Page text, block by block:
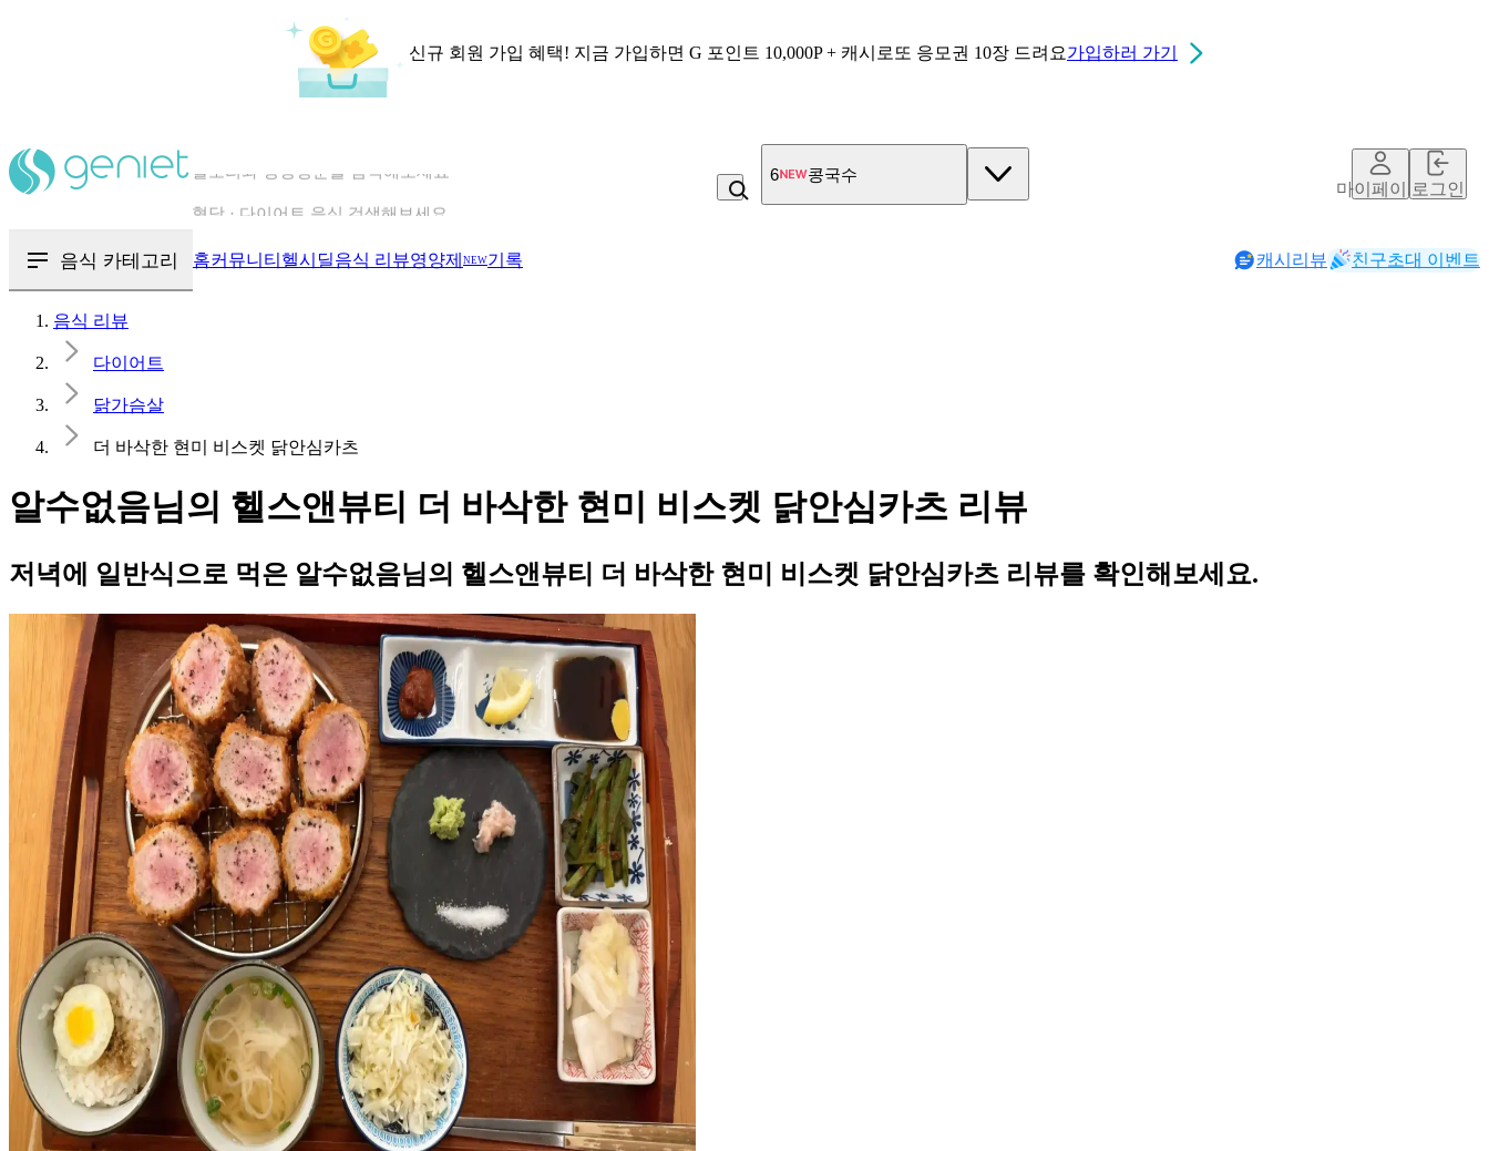
신규 회원 가입 혜택! 지금 가입하면 G 포인트 10,000P + 캐시로또 응모권 10장 드려요가입하러 가기
7 고100 촉촉 고구마 스틱
마이페이지로그인
음식 카테고리 홈커뮤니티 헬시딜음식 리뷰영양제 NEW기록 캐시리뷰 친구초대 이벤트
음식 리뷰
다이어트
닭가슴살
더 바삭한 현미 비스켓 닭안심카츠
알수없음님의 헬스앤뷰티 더 바삭한 현미 비스켓 닭안심카츠 리뷰
저녁에 일반식으로 먹은 알수없음님의 헬스앤뷰티 더 바삭한 현미 비스켓 닭안심카츠 리뷰를 확인해보세요.